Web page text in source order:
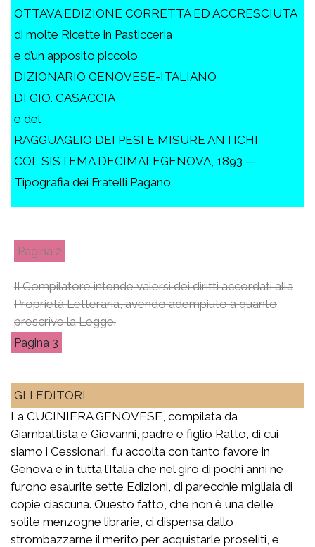
OTTAVA EDIZIONE CORRETTA ED ACCRESCIUTA
di molte Ricette in Pasticceria
e d’un apposito piccolo
DIZIONARIO GENOVESE-ITALIANO
DI GIO. CASACCIA
e del
RAGGUAGLIO DEI PESI E MISURE ANTICHI
COL SISTEMA DECIMALEGENOVA, 1893 —
Tipografia dei Fratelli Pagano
2
Il Compilatore intende valersi dei diritti accordati alla
Proprietà Letteraria, avendo adempiuto a quanto
prescrive la Legge.
3
GLI EDITORI
La CUCINIERA GENOVESE, compilata da
Giambattista e Giovanni, padre e figlio Ratto, di cui
siamo i Cessionari, fu accolta con tanto favore in
Genova e in tutta l’Italia che nel giro di pochi anni ne
furono esaurite sette Edizioni, di parecchie migliaia di
copie ciascuna. Questo fatto, che non è una delle
solite menzogne librarie, ci dispensa dallo
strombazzarne il merito per acquistarle proseliti, e